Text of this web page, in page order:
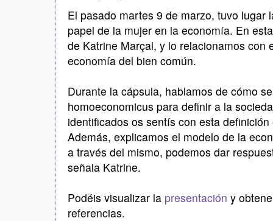
El pasado martes 9 de marzo, tuvo lugar
papel de la mujer en la economía. En
de Katrine Marçal, y lo relacionamos con
economía del bien común.
Durante la cápsula, hablamos de cómo
homoeconomicus para definir a la
identificados os sentís con esta
Además, explicamos el modelo de la
a través del mismo, podemos dar
señala Katrine.
Podéis visualizar la presentación y
referencias.